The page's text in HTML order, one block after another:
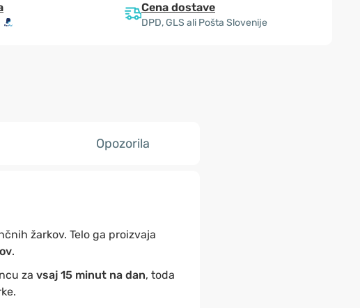
Cena dostave
DPD, GLS ali Pošta Slovenije
Opozorila
žarkov. Telo ga proizvaja
.
za vsaj 15 minut na dan, toda